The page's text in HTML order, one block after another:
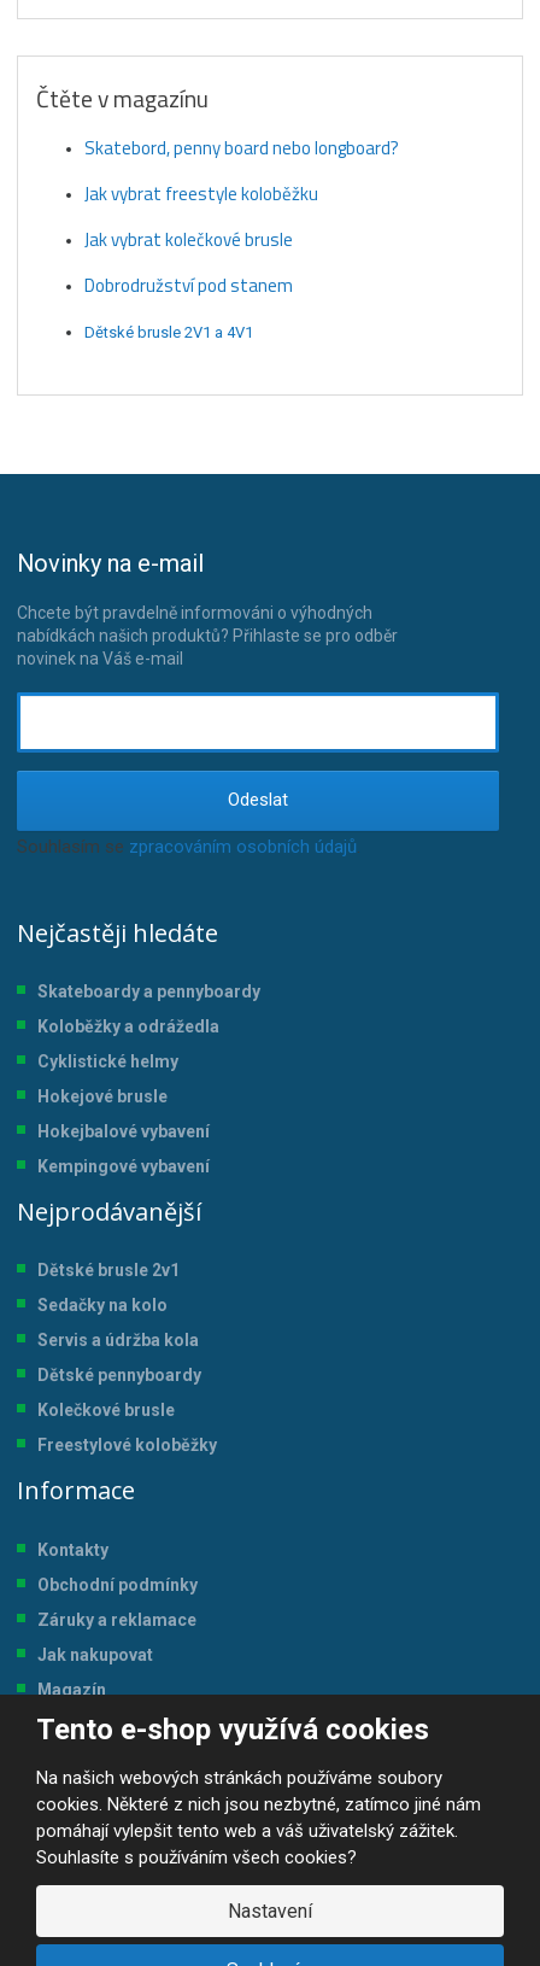
Tento e-shop využívá cookies
Na našich webových stránkách používáme soubory
cookies. Některé z nich jsou nezbytné, zatímco jiné nám
pomáhají vylepšit tento web a váš uživatelský zážitek.
Souhlasíte s používáním všech cookies?
Nastavení
Čtěte v magazínu
Skatebord, penny board nebo longboard?
Jak vybrat freestyle koloběžku
Jak vybrat kolečkové brusle
Dobrodružství pod stanem
Dětské brusle 2V1 a 4V1
Novinky na e-mail
Chcete být pravdelně informováni o výhodných
nabídkách našich produktů? Přihlaste se pro odběr
novinek na Váš e-mail
Odeslat
Souhlasím se zpracováním osobních údajů.
Nejčastěji hledáte
Skateboardy a pennyboardy
Koloběžky a odrážedla
Cyklistické helmy
Hokejové brusle
Hokejbalové vybavení
Kempingové vybavení
Nejprodávanější
Dětské brusle 2v1
Sedačky na kolo
Servis a údržba kola
Dětské pennyboardy
Kolečkové brusle
Freestylové koloběžky
Informace
Kontakty
Obchodní podmínky
Záruky a reklamace
Jak nakupovat
Magazín
Tabulka velikostí
© 2026, JP-SPORT.CZ SPORTOVNÍ POTŘEBY
Prohlášení o přístupnosti |Mapa stránek ||GDPR
VYROBILA
R